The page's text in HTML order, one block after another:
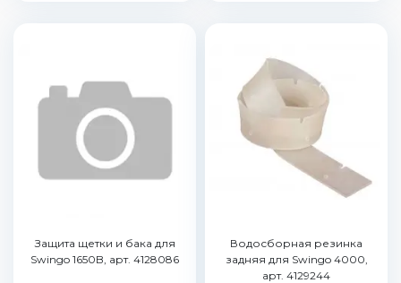
Защита щетки и бака для
Swingo 1650B, арт. 4128086
Водосборная резинка
задняя для Swingo 4000,
арт. 4129244